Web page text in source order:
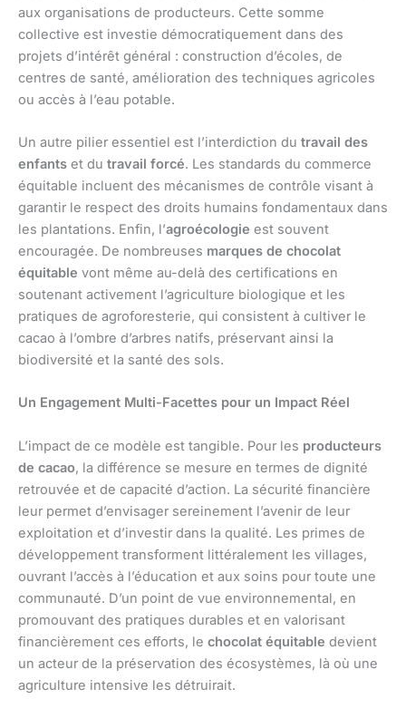
aux organisations de producteurs. Cette somme
collective est investie démocratiquement dans des
projets d’intérêt général : construction d’écoles, de
centres de santé, amélioration des techniques agricoles
ou accès à l’eau potable.
Un autre pilier essentiel est l’interdiction du travail des
enfants et du travail forcé. Les standards du commerce
équitable incluent des mécanismes de contrôle visant à
garantir le respect des droits humains fondamentaux dans
les plantations. Enfin, l’agroécologie est souvent
encouragée. De nombreuses marques de chocolat
équitable vont même au-delà des certifications en
soutenant activement l’agriculture biologique et les
pratiques de agroforesterie, qui consistent à cultiver le
cacao à l’ombre d’arbres natifs, préservant ainsi la
biodiversité et la santé des sols.
Un Engagement Multi-Facettes pour un Impact Réel
L’impact de ce modèle est tangible. Pour les producteurs
de cacao, la différence se mesure en termes de dignité
retrouvée et de capacité d’action. La sécurité financière
leur permet d’envisager sereinement l’avenir de leur
exploitation et d’investir dans la qualité. Les primes de
développement transforment littéralement les villages,
ouvrant l’accès à l’éducation et aux soins pour toute une
communauté. D’un point de vue environnemental, en
promouvant des pratiques durables et en valorisant
financièrement ces efforts, le chocolat équitable devient
un acteur de la préservation des écosystèmes, là où une
agriculture intensive les détruirait.